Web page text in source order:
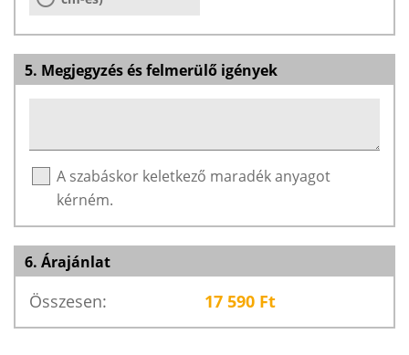
5. Megjegyzés és felmerülő igények
A szabáskor keletkező maradék anyagot
kérném.
6. Árajánlat
Összesen: 17 590 Ft